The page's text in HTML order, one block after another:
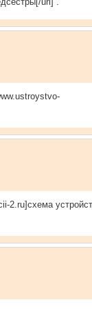
2.ru]схема